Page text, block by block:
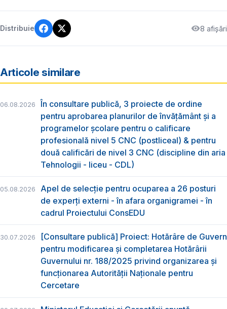
Distribuie 8 afișări
Articole similare
06.08.2026
În consultare publică, 3 proiecte de ordine
pentru aprobarea planurilor de învățământ și a
programelor școlare pentru o calificare
profesională nivel 5 CNC (postliceal) & pentru
două calificări de nivel 3 CNC (discipline din aria
Tehnologii - liceu - CDL)
05.08.2026
Apel de selecție pentru ocuparea a 26 posturi
de experți externi - în afara organigramei - în
cadrul Proiectului ConsEDU
30.07.2026
[Consultare publică] Proiect: Hotărâre de Guvern
pentru modificarea și completarea Hotărârii
Guvernului nr. 188/2025 privind organizarea şi
funcţionarea Autorităţii Naţionale pentru
Cercetare